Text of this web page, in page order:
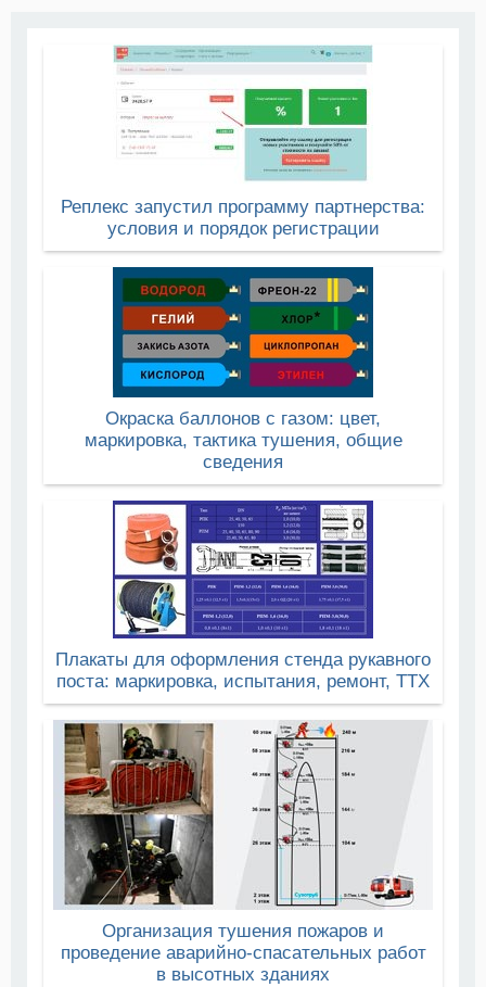
Реплекс запустил программу партнерства:
условия и порядок регистрации
Окраска баллонов с газом: цвет,
маркировка, тактика тушения, общие
сведения
Плакаты для оформления стенда рукавного
поста: маркировка, испытания, ремонт, ТТХ
Организация тушения пожаров и
проведение аварийно-спасательных работ
в высотных зданиях